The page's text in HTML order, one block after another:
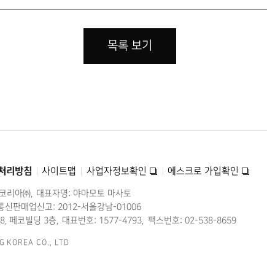
목록 보기
KOREA CO., LTD
리방침 사이트맵 사업자정보확인 에스크로 가입확인
리아㈜
대표자명: 야마모토 마사토
신판매업신고: 2012-서울강남-01006
페코빌딩 3층
대표번호: 1577-4793 팩스번호: 02-538-8659